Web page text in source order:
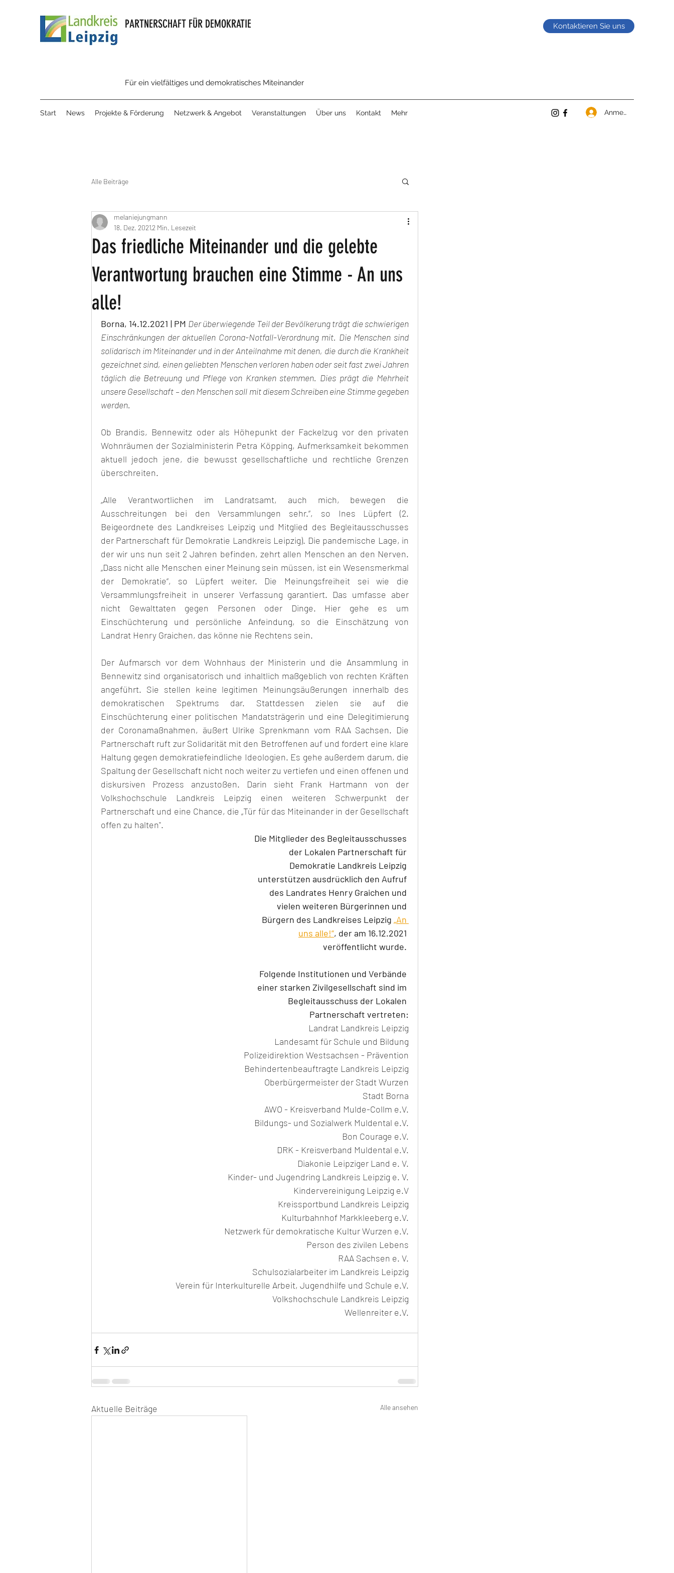
PARTNERSCHAFT FÜR DEMOKRATIE
Für ein vielfältiges und demokratisches Miteinander
Kontaktieren Sie uns
Start News Projekte & Förderung Netzwerk & Angebot Veranstaltungen Über uns Kontakt Mehr Anmelden
Alle Beiträge
Das friedliche Miteinander und die gelebte
Verantwortung brauchen eine Stimme - An uns
alle!
melaniejungmann
18. Dez. 20212 Min. Lesezeit
Borna, 14.12.2021 | PM Der überwiegende Teil der Bevölkerung trägt die schwierigen
Einschränkungen der aktuellen Corona-Notfall-Verordnung mit. Die Menschen sind
solidarisch im Miteinander und in der Anteilnahme mit denen, die durch die Krankheit
gezeichnet sind, einen geliebten Menschen verloren haben oder seit fast zwei Jahren
täglich die Betreuung und Pflege von Kranken stemmen. Dies prägt die Mehrheit
unsere Gesellschaft – den Menschen soll mit diesem Schreiben eine Stimme gegeben
werden.
Ob Brandis, Bennewitz oder als Höhepunkt der Fackelzug vor den privaten
Wohnräumen der Sozialministerin Petra Köpping, Aufmerksamkeit bekommen
aktuell jedoch jene, die bewusst gesellschaftliche und rechtliche Grenzen
überschreiten.
„Alle Verantwortlichen im Landratsamt, auch mich, bewegen die
Ausschreitungen bei den Versammlungen sehr.“, so Ines Lüpfert (2.
Beigeordnete des Landkreises Leipzig und Mitglied des Begleitausschusses
der Partnerschaft für Demokratie Landkreis Leipzig). Die pandemische Lage, in
der wir uns nun seit 2 Jahren befinden, zehrt allen Menschen an den Nerven.
„Dass nicht alle Menschen einer Meinung sein müssen, ist ein Wesensmerkmal
der Demokratie“, so Lüpfert weiter. Die Meinungsfreiheit sei wie die
Versammlungsfreiheit in unserer Verfassung garantiert. Das umfasse aber
nicht Gewalttaten gegen Personen oder Dinge. Hier gehe es um
Einschüchterung und persönliche Anfeindung, so die Einschätzung von
Landrat Henry Graichen, das könne nie Rechtens sein.
Der Aufmarsch vor dem Wohnhaus der Ministerin und die Ansammlung in
Bennewitz sind organisatorisch und inhaltlich maßgeblich von rechten Kräften
angeführt. Sie stellen keine legitimen Meinungsäußerungen innerhalb des
demokratischen Spektrums dar. Stattdessen zielen sie auf die
Einschüchterung einer politischen Mandatsträgerin und eine Delegitimierung
der Coronamaßnahmen, äußert Ulrike Sprenkmann vom RAA Sachsen. Die
Partnerschaft ruft zur Solidarität mit den Betroffenen auf und fordert eine klare
Haltung gegen demokratiefeindliche Ideologien. Es gehe außerdem darum, die
Spaltung der Gesellschaft nicht noch weiter zu vertiefen und einen offenen und
diskursiven Prozess anzustoßen. Darin sieht Frank Hartmann von der
Volkshochschule Landkreis Leipzig einen weiteren Schwerpunkt der
Partnerschaft und eine Chance, die „Tür für das Miteinander in der Gesellschaft
offen zu halten".
Die Mitglieder des Begleitausschusses
der Lokalen Partnerschaft für
Demokratie Landkreis Leipzig
unterstützen ausdrücklich den Aufruf
des Landrates Henry Graichen und
vielen weiteren Bürgerinnen und
Bürgern des Landkreises Leipzig „An
uns alle!“, der am 16.12.2021
veröffentlicht wurde.
Folgende Institutionen und Verbände
einer starken Zivilgesellschaft sind im
Begleitausschuss der Lokalen
Partnerschaft vertreten:
Landrat Landkreis Leipzig
Landesamt für Schule und Bildung
Polizeidirektion Westsachsen - Prävention
Behindertenbeauftragte Landkreis Leipzig
Oberbürgermeister der Stadt Wurzen
Stadt Borna
AWO - Kreisverband Mulde-Collm e.V.
Bildungs- und Sozialwerk Muldental e.V.
Bon Courage e.V.
DRK - Kreisverband Muldental e.V.
Diakonie Leipziger Land e. V.
Kinder- und Jugendring Landkreis Leipzig e. V.
Kindervereinigung Leipzig e.V
Kreissportbund Landkreis Leipzig
Kulturbahnhof Markkleeberg e.V.
Netzwerk für demokratische Kultur Wurzen e.V.
Person des zivilen Lebens
RAA Sachsen e. V.
Schulsozialarbeiter im Landkreis Leipzig
Verein für Interkulturelle Arbeit, Jugendhilfe und Schule e.V.
Volkshochschule Landkreis Leipzig
Wellenreiter e.V.
Aktuelle Beiträge Alle ansehen